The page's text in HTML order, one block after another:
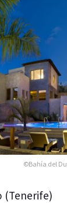
©Bahía del
(Tenerife)